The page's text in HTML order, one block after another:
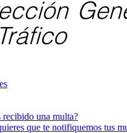
recibido una multa?
que te notifiquemos tus